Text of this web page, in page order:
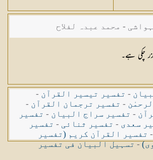
- محمد عبدہ لفلاح
چکی ہے۔
- تفسیر تیسیر القرآن -
- تفسیر ترجمان القرآن -
- تفسیر سراج البیان - تفسیر
سعدی - تفسیر ثنائی - تفسیر
- تفسیر القرآن کریم (تفسیر
-تسہیل البیان فی تفسیر